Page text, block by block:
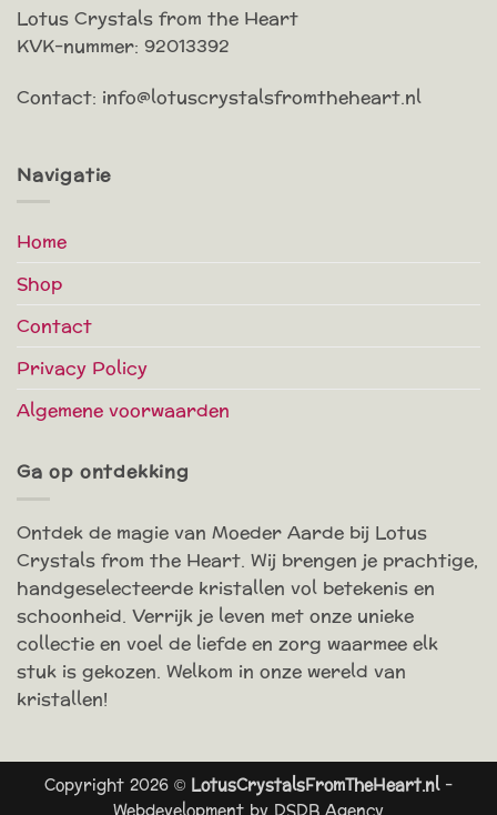
Lotus Crystals from the Heart
KVK-nummer: 92013392
Contact: info@lotuscrystalsfromtheheart.nl
Navigatie
Home
Shop
Contact
Privacy Policy
Algemene voorwaarden
Ga op ontdekking
Ontdek de magie van Moeder Aarde bij Lotus
Crystals from the Heart. Wij brengen je prachtige,
handgeselecteerde kristallen vol betekenis en
schoonheid. Verrijk je leven met onze unieke
collectie en voel de liefde en zorg waarmee elk
stuk is gekozen. Welkom in onze wereld van
kristallen!
Copyright 2026 © LotusCrystalsFromTheHeart.nl-